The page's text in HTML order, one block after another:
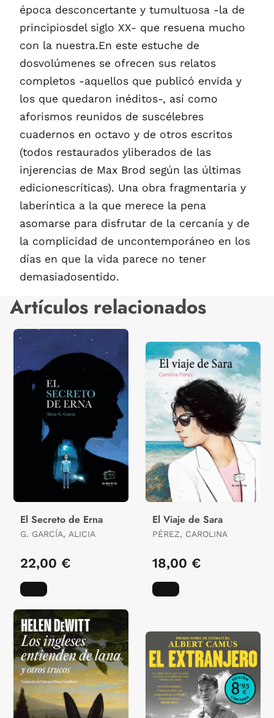
época desconcertante y tumultuosa -la de
principiosdel siglo XX- que resuena mucho
con la nuestra.En este estuche de
dosvolúmenes se ofrecen sus relatos
completos -aquellos que publicó envida y
los que quedaron inéditos-, así como
aforismos reunidos de suscélebres
cuadernos en octavo y de otros escritos
(todos restaurados yliberados de las
injerencias de Max Brod según las últimas
edicionescríticas). Una obra fragmentaria y
laberíntica a la que merece la pena
asomarse para disfrutar de la cercanía y de
la complicidad de uncontemporáneo en los
días en que la vida parece no tener
demasiadosentido.
Artículos relacionados
El Secreto de Erna
G. GARCÍA, ALICIA
22,00 €
El Viaje de Sara
PÉREZ, CAROLINA
18,00 €